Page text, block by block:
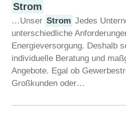
Strom
…Unser Strom Jedes
unterschiedliche
Energieversorgung. Deshalb
individuelle Beratung und
Angebote. Egal ob
Großkunden oder…